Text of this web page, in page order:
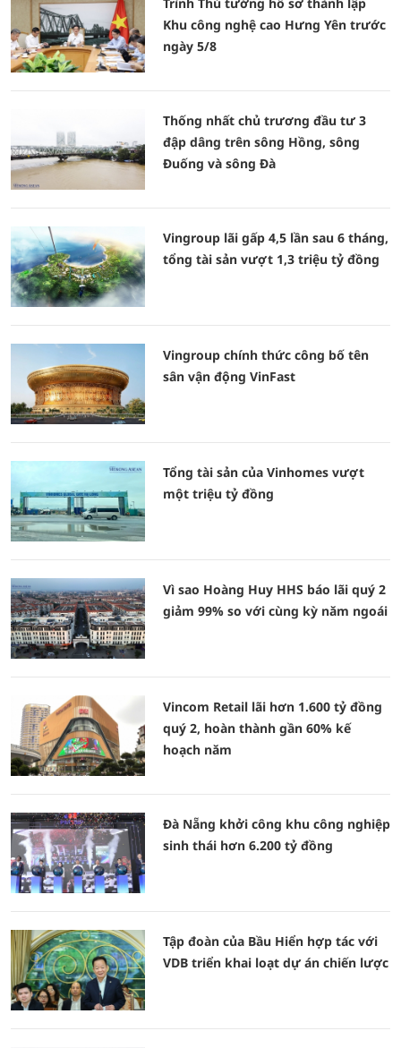
Khu công nghệ cao Hưng Yên trước
ngày 5/8
Thống nhất chủ trương đầu tư 3
đập dâng trên sông Hồng, sông
Đuống và sông Đà
Vingroup lãi gấp 4,5 lần sau 6 tháng,
tổng tài sản vượt 1,3 triệu tỷ đồng
Vingroup chính thức công bố tên
sân vận động VinFast
Tổng tài sản của Vinhomes vượt
một triệu tỷ đồng
Vì sao Hoàng Huy HHS báo lãi quý 2
giảm 99% so với cùng kỳ năm ngoái
Vincom Retail lãi hơn 1.600 tỷ đồng
quý 2, hoàn thành gần 60% kế
hoạch năm
Đà Nẵng khởi công khu công nghiệp
sinh thái hơn 6.200 tỷ đồng
Tập đoàn của Bầu Hiển hợp tác với
VDB triển khai loạt dự án chiến lược